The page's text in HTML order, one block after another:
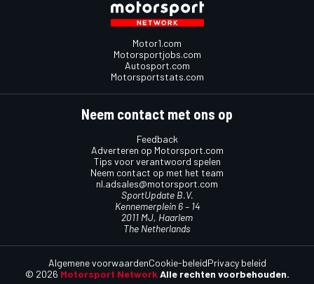
Motor1.com
Motorsportjobs.com
Autosport.com
Motorsportstats.com
Neem contact met ons op
Feedback
Adverteren op Motorsport.com
Tips voor verantwoord spelen
Neem contact op met het team
nl.adsales@motorsport.com
SportUpdate B.V.
Kennemerplein 6 – 14
2011 MJ, Haarlem
The Netherlands
© 2026 Motorsport Network Alle rechten voorbehouden.
Algemene voorwaardenCookie-beleidPrivacy beleid